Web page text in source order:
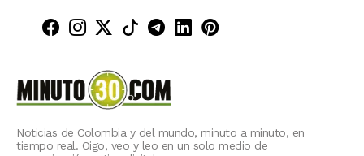
Minuto30 en Facebook
Minuto30 en Instagram
Minuto30 en X (Twitter)
Minuto30 en TikTok
Canal de Minuto30 en
Minuto30 en LinkedIn
Minuto30 en
Noticias de Colombia y del mundo, minuto a minuto, en
tiempo real. Oigo, veo y leo en un solo medio de